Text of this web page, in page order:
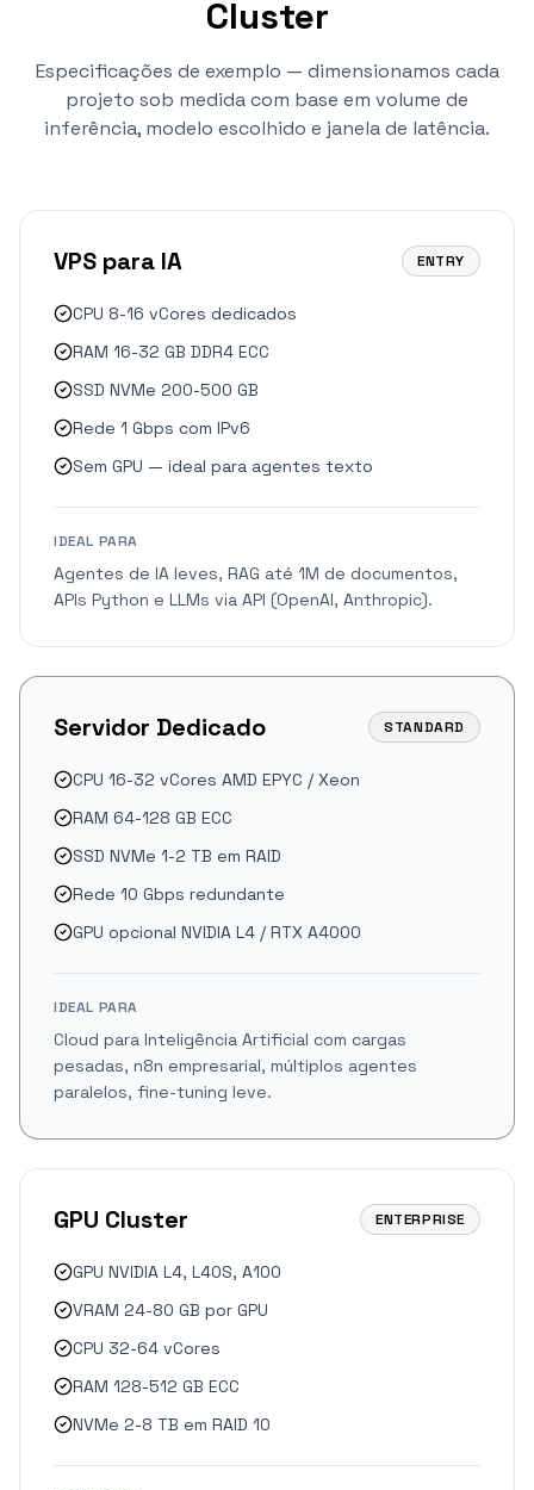
Cluster
Especificações de exemplo — dimensionamos cada
projeto sob medida com base em volume de
inferência, modelo escolhido e janela de latência.
VPS para IA ENTRY
CPU 8-16 vCores dedicados
RAM 16-32 GB DDR4 ECC
SSD NVMe 200-500 GB
Rede 1 Gbps com IPv6
Sem GPU — ideal para agentes texto
IDEAL PARA
Agentes de IA leves, RAG até 1M de documentos,
APIs Python e LLMs via API (OpenAI, Anthropic).
Servidor Dedicado STANDARD
CPU 16-32 vCores AMD EPYC / Xeon
RAM 64-128 GB ECC
SSD NVMe 1-2 TB em RAID
Rede 10 Gbps redundante
GPU opcional NVIDIA L4 / RTX A4000
IDEAL PARA
Cloud para Inteligência Artificial com cargas
pesadas, n8n empresarial, múltiplos agentes
paralelos, fine-tuning leve.
GPU Cluster ENTERPRISE
GPU NVIDIA L4, L40S, A100
VRAM 24-80 GB por GPU
CPU 32-64 vCores
RAM 128-512 GB ECC
NVMe 2-8 TB em RAID 10